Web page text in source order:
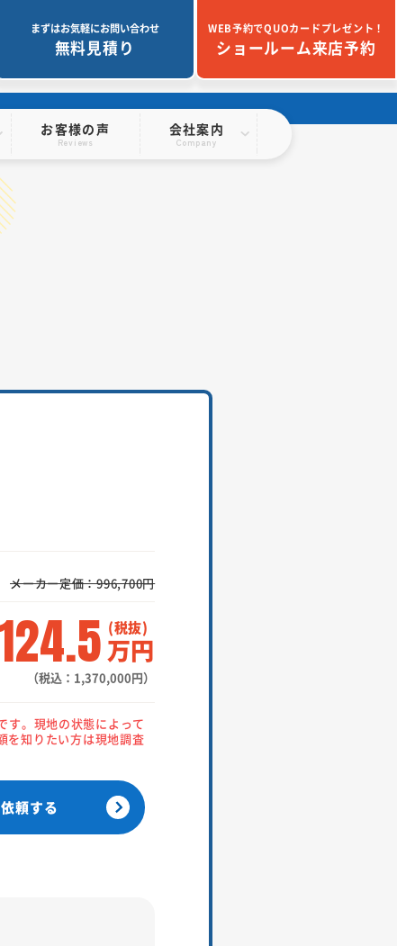
お客様の声
Reviews
会社案内
Company
WEB予約でQUOカードプレゼント！
ショールーム来店予約
まずはお気軽にお問い合わせ
無料見積り
メーカー定価：996,700円
124.5万円
（税込：1,370,000円）
す。現地の状態によって
を知りたい方は現地調査
頼する